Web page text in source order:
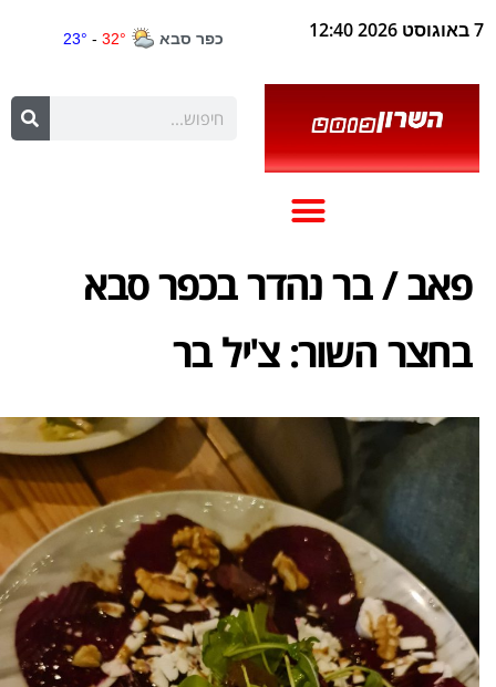
7 באוגוסט 2026 12:40
פאב / בר נהדר בכפר סבא
בחצר השור: צ'יל בר